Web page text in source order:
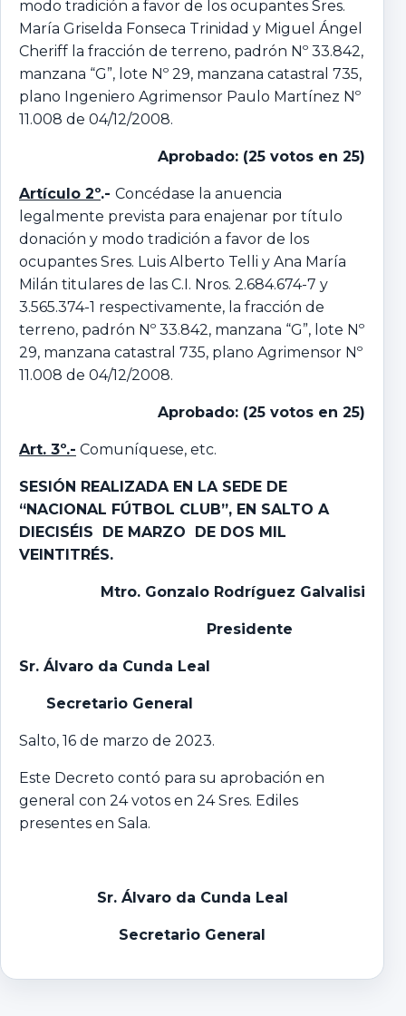
modo tradición a favor de los ocupantes Sres.
María Griselda Fonseca Trinidad y Miguel Ángel
Cheriff la fracción de terreno, padrón Nº 33.842,
manzana “G”, lote Nº 29, manzana catastral 735,
plano Ingeniero Agrimensor Paulo Martínez Nº
11.008 de 04/12/2008.
Aprobado: (25 votos en 25)
Artículo 2º.- Concédase la anuencia
legalmente prevista para enajenar por título
donación y modo tradición a favor de los
ocupantes Sres. Luis Alberto Telli y Ana María
Milán titulares de las C.I. Nros. 2.684.674-7 y
3.565.374-1 respectivamente, la fracción de
terreno, padrón Nº 33.842, manzana “G”, lote Nº
29, manzana catastral 735, plano Agrimensor Nº
11.008 de 04/12/2008.
Aprobado: (25 votos en 25)
Art. 3º.- Comuníquese, etc.
SESIÓN REALIZADA EN LA SEDE DE
“NACIONAL FÚTBOL CLUB”, EN SALTO A
DIECISÉIS DE MARZO DE DOS MIL
VEINTITRÉS.
Mtro. Gonzalo Rodríguez Galvalisi
Presidente
Sr. Álvaro da Cunda Leal
Secretario General
Salto, 16 de marzo de 2023.
Este Decreto contó para su aprobación en
general con 24 votos en 24 Sres. Ediles
presentes en Sala.
Sr. Álvaro da Cunda Leal
Secretario General